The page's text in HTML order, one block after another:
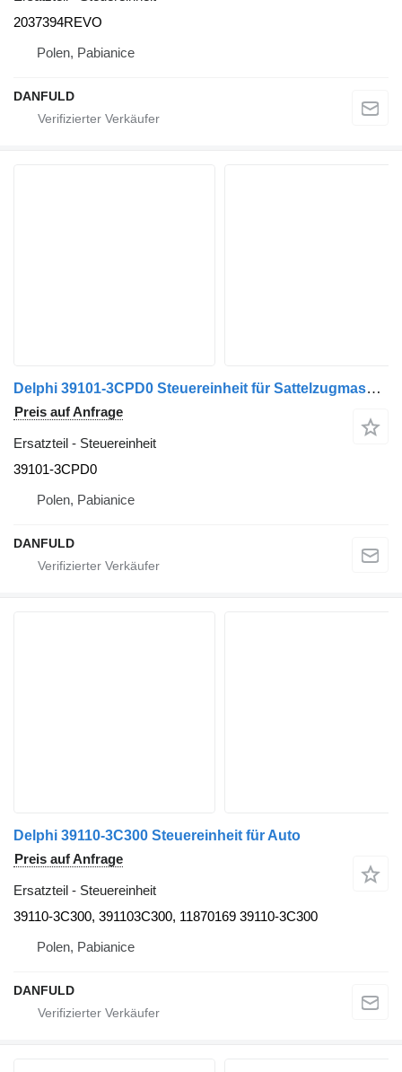
2037394REVO
Polen, Pabianice
DANFULD
Delphi 39101-3CPD0 Steuereinheit für Sattelzugmaschine
Preis auf Anfrage
Ersatzteil - Steuereinheit
39101-3CPD0
Polen, Pabianice
DANFULD
Delphi 39110-3C300 Steuereinheit für Auto
Preis auf Anfrage
Ersatzteil - Steuereinheit
39110-3C300, 391103C300, 11870169 39110-3C300
Polen, Pabianice
DANFULD